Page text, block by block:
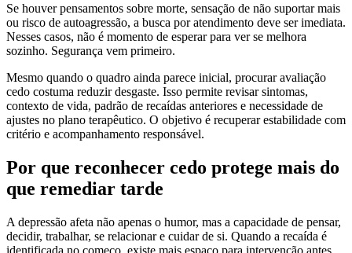
Se houver pensamentos sobre morte, sensação de não suportar mais
ou risco de autoagressão, a busca por atendimento deve ser imediata.
Nesses casos, não é momento de esperar para ver se melhora
sozinho. Segurança vem primeiro.
Mesmo quando o quadro ainda parece inicial, procurar avaliação
cedo costuma reduzir desgaste. Isso permite revisar sintomas,
contexto de vida, padrão de recaídas anteriores e necessidade de
ajustes no plano terapêutico. O objetivo é recuperar estabilidade com
critério e acompanhamento responsável.
Por que reconhecer cedo protege mais do
que remediar tarde
A depressão afeta não apenas o humor, mas a capacidade de pensar,
decidir, trabalhar, se relacionar e cuidar de si. Quando a recaída é
identificada no começo, existe mais espaço para intervenção antes